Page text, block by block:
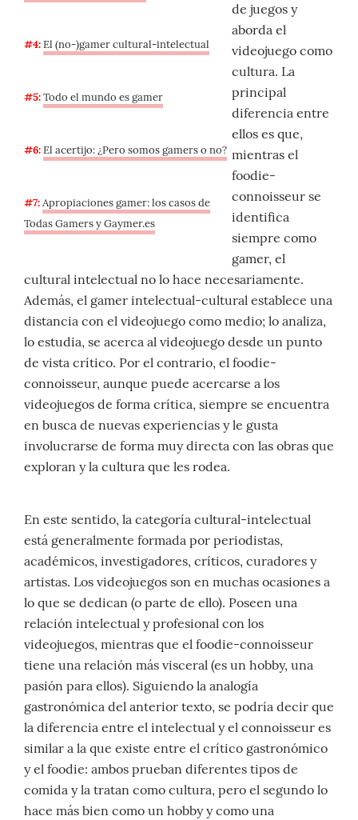
#4:El (no-)gamer cultural-intelectual
#5:Todo el mundo es gamer
#6:El acertijo: ¿Pero somos gamers o no?
#7:Apropiaciones gamer: los casos de
Todas Gamers y Gaymer.es
de juegos y
aborda el
videojuego como
cultura. La
principal
diferencia entre
ellos es que,
mientras el
foodie-
connoisseur se
identifica
siempre como
gamer, el
cultural intelectual no lo hace necesariamente.
Además, el gamer intelectual-cultural establece una
distancia con el videojuego como medio; lo analiza,
lo estudia, se acerca al videojuego desde un punto
de vista crítico. Por el contrario, el foodie-
connoisseur, aunque puede acercarse a los
videojuegos de forma crítica, siempre se encuentra
en busca de nuevas experiencias y le gusta
involucrarse de forma muy directa con las obras que
exploran y la cultura que les rodea.
En este sentido, la categoría cultural-intelectual
está generalmente formada por periodistas,
académicos, investigadores, críticos, curadores y
artistas. Los videojuegos son en muchas ocasiones a
lo que se dedican (o parte de ello). Poseen una
relación intelectual y profesional con los
videojuegos, mientras que el foodie-connoisseur
tiene una relación más visceral (es un hobby, una
pasión para ellos). Siguiendo la analogía
gastronómica del anterior texto, se podría decir que
la diferencia entre el intelectual y el connoisseur es
similar a la que existe entre el crítico gastronómico
y el foodie: ambos prueban diferentes tipos de
comida y la tratan como cultura, pero el segundo lo
hace más bien como un hobby y como una